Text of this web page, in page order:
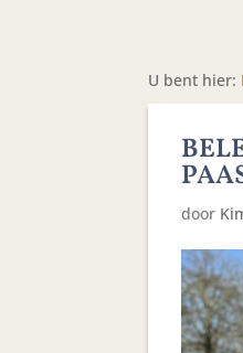
U bent hier:
door